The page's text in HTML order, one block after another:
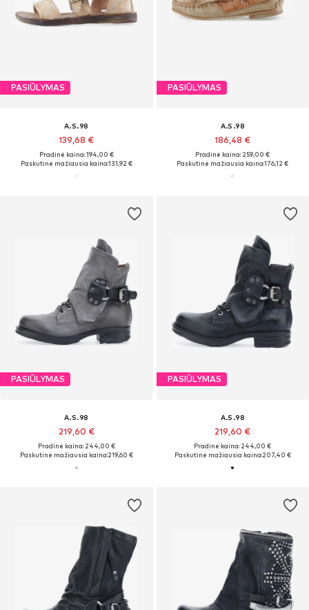
PASIŪLYMAS
A.S.98
139,68 €
Pradinė kaina: 194,00 €
Paskutinė mažiausia kaina:131,92 €
PASIŪLYMAS
A.S.98
186,48 €
Pradinė kaina: 259,00 €
Paskutinė mažiausia kaina:176,12 €
PASIŪLYMAS
A.S.98
219,60 €
Pradinė kaina: 244,00 €
Paskutinė mažiausia kaina:219,60 €
PASIŪLYMAS
A.S.98
219,60 €
Pradinė kaina: 244,00 €
Paskutinė mažiausia kaina:207,40 €